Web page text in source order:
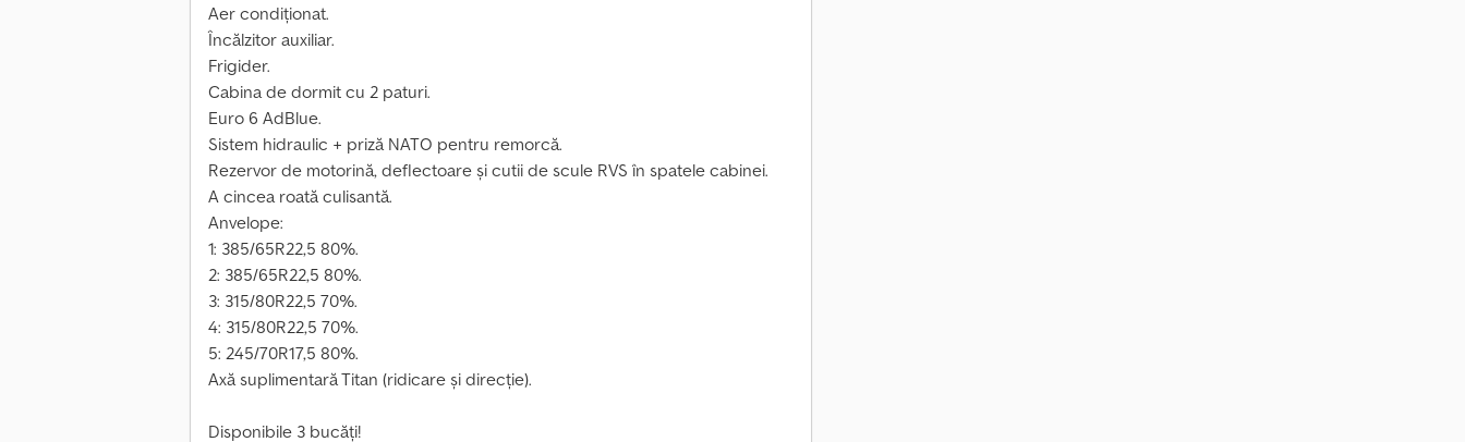
Aer condiționat.
Încălzitor auxiliar.
Frigider.
Cabina de dormit cu 2 paturi.
Euro 6 AdBlue.
Sistem hidraulic + priză NATO pentru remorcă.
Rezervor de motorină, deflectoare și cutii de scule RVS în spatele cabinei.
A cincea roată culisantă.
Anvelope:
1: 385/65R22,5 80%.
2: 385/65R22,5 80%.
3: 315/80R22,5 70%.
4: 315/80R22,5 70%.
5: 245/70R17,5 80%.
Axă suplimentară Titan (ridicare și direcție).
Disponibile 3 bucăți!